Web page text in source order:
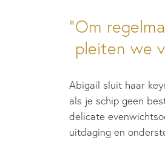
Om
pleiten we
Abigail sluit haar
als je schip geen
delicate
uitdaging en